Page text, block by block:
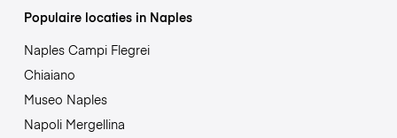
Populaire locaties in Naples
Naples Campi Flegrei
Chiaiano
Museo Naples
Napoli Mergellina